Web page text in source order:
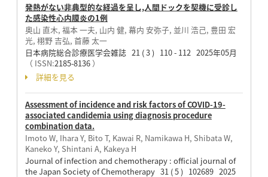
発熱がない非典型的な経過を呈し,人間ドックを契機に受診し
た感染性心内膜炎の1例
奥山 直木, 福本 一夫, 山内 健, 幕内 安弥子, 並川 浩己, 豊田 宏
光, 栩野 吉弘, 首藤 太一
日本病院総合診療医学会雑誌 21 ( 3 ) 110 - 112 2025年05月
（ ISSN:2185-8136）
詳細を見る
Assessment of incidence and risk factors of COVID-19-
associated candidemia using diagnosis procedure
combination data.
Imoto W, Ihara Y, Bito T, Kawai R, Namikawa H, Shibata W,
Kaneko Y, Shintani A, Kakeya H
Journal of infection and chemotherapy : official journal of
the Japan Society of Chemotherapy 31 ( 5 ) 102689 2025